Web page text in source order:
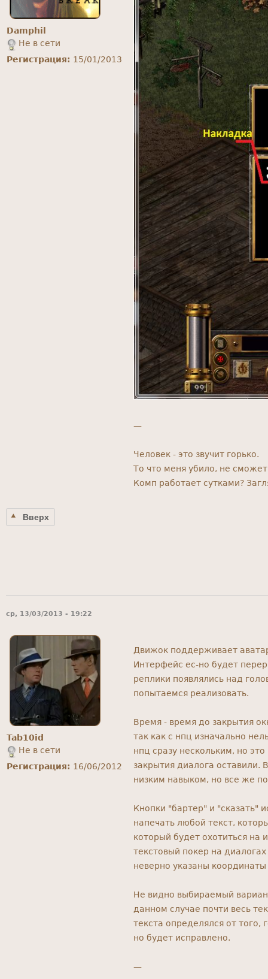
Damphil
Не в сети
Регистрация: 15/01/2013
—
Человек - это звучит горько.
То что меня убило, не
Комп работает сутками?
Вверх
ср, 13/03/2013 - 19:22
Tab10id
Не в сети
Регистрация: 16/06/2012
Движок поддерживает
Интерфейс ес-но будет
реплики появлялись над
попытаемся реализовать.
Время - время до закрытия
так как с нпц изначально
нпц сразу нескольким, но
закрытия диалога оставили.
низким навыком, но все же
Кнопки "бартер" и "сказать"
напечать любой текст,
который будет охотиться на
текстовый покер на
неверно указаны
Не видно выбираемый
данном случае почти весь
текста определялся от
но будет исправлено.
—